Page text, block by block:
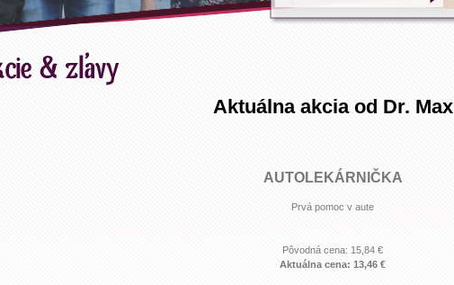
Aktuálna akcia od Dr. Max
AUTOLEKÁRNIČKA
Prvá pomoc v aute
Pôvodná cena: 15,84 €
Aktuálna cena: 13,46 €